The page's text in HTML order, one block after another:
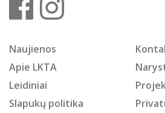
Naujienos
Apie LKTA
Leidiniai
Slapukų politika